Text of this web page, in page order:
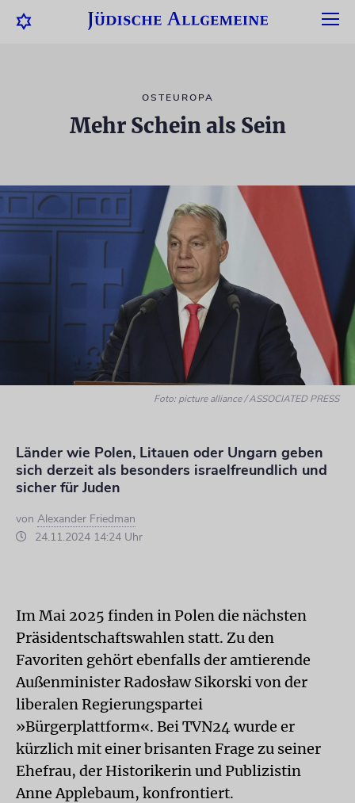
OSTEUROPA
Mehr Schein als Sein
Foto: picture alliance / ASSOCIATED PRESS
Länder wie Polen, Litauen oder Ungarn geben
sich derzeit als besonders israelfreundlich und
sicher für Juden
von Alexander Friedman
24.11.2024 14:24 Uhr
Im Mai 2025 finden in Polen die nächsten
Präsidentschaftswahlen statt. Zu den
Favoriten gehört ebenfalls der amtierende
Außenminister Radosław Sikorski von der
liberalen Regierungspartei
»Bürgerplattform«. Bei TVN24 wurde er
kürzlich mit einer brisanten Frage zu seiner
Ehefrau, der Historikerin und Publizistin
Anne Applebaum, konfrontiert.